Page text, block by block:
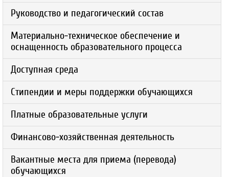
Руководство и педагогический состав
Материально-техническое обеспечение и
оснащенность образовательного процесса
Доступная среда
Стипендии и меры поддержки обучающихся
Платные образовательные услуги
Финансово-хозяйственная деятельность
Вакантные места для приема (перевода)
обучающихся